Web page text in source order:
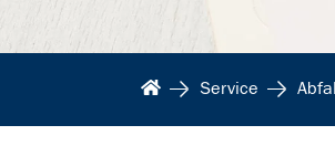
Service